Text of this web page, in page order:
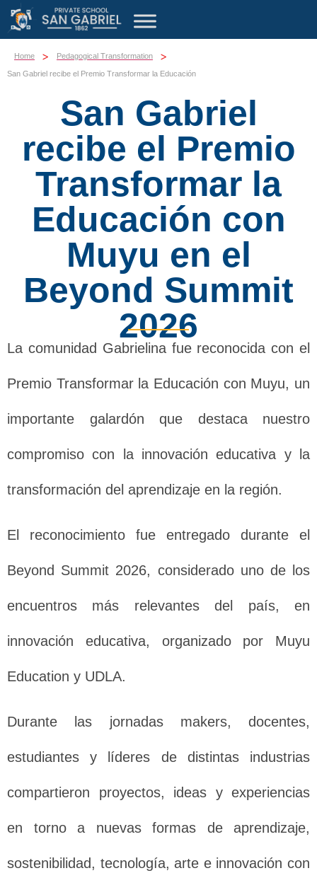
Home > Pedagogical Transformation >
San Gabriel recibe el Premio Transformar la Educación
San Gabriel
recibe el Premio
Transformar la
Educación con
Muyu en el
Beyond Summit
2026
La comunidad Gabrielina fue reconocida con el
Premio Transformar la Educación con Muyu, un
importante galardón que destaca nuestro
compromiso con la innovación educativa y la
transformación del aprendizaje en la región.
El reconocimiento fue entregado durante el
Beyond Summit 2026, considerado uno de los
encuentros más relevantes del país, en
innovación educativa, organizado por Muyu
Education y UDLA.
Durante las jornadas makers, docentes,
estudiantes y líderes de distintas industrias
compartieron proyectos, ideas y experiencias
en torno a nuevas formas de aprendizaje,
sostenibilidad, tecnología, arte e innovación con